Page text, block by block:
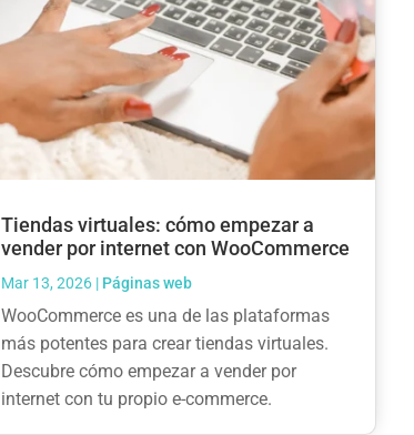
Tiendas virtuales: cómo empezar a
vender por internet con WooCommerce
Mar 13, 2026| Páginas web
WooCommerce es una de las plataformas
más potentes para crear tiendas virtuales.
Descubre cómo empezar a vender por
internet con tu propio e-commerce.